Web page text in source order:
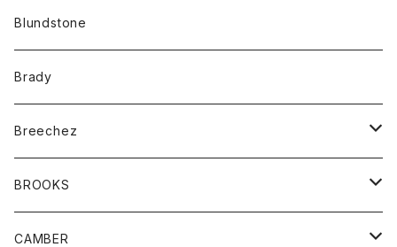
カーディガン
コート
アクセサリー
バッグ
ベルト
キッズ
Tシャツ
グッズ
アンダーウェアー
カードホルダー
トップス
カーディガン
ボトム
サングラス
Blundstone
Brady
Breechez
シャツ
BROOKS
グッズ
CAMBER